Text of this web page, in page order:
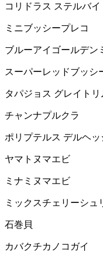
コリドラス ステルバイ
ミニブッシープレコ
ブルーアイゴールデン
スーパーレッドブッシ
タパジョス グレイトリ
チャンナプルクラ
ポリプテルス デルヘッ
ヤマトヌマエビ
ミナミヌマエビ
ミックスチェリーシュ
石巻貝
カバクチカノコガイ